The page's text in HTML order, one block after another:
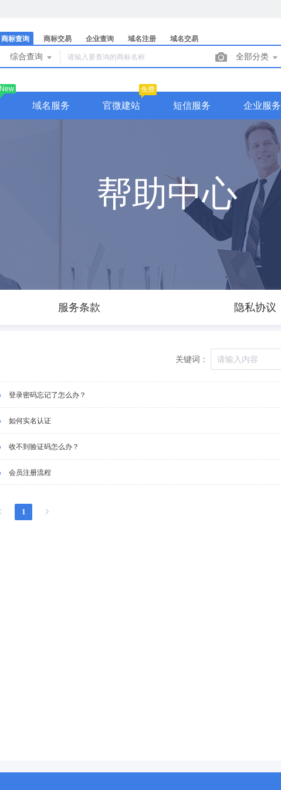
商标查询 商标交易 企业查询 域名注册 域名交易
综合查询 全部分类
New
域名服务 官微建站
免费
短信服务 企业服务
帮助中心
服务条款 隐私协议
关键词：
登录密码忘记了怎么办？
如何实名认证
收不到验证码怎么办？
会员注册流程
1